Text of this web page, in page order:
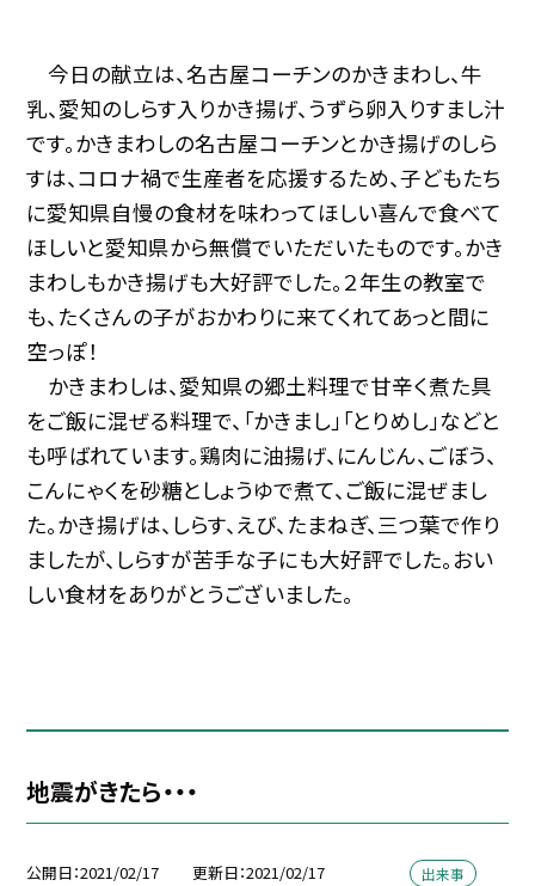
今日の献立は、名古屋コーチンのかきまわし、牛
乳、愛知のしらす入りかき揚げ、うずら卵入りすまし汁
です。かきまわしの名古屋コーチンとかき揚げのしら
すは、コロナ禍で生産者を応援するため、子どもたち
に愛知県自慢の食材を味わってほしい喜んで食べて
ほしいと愛知県から無償でいただいたものです。かき
まわしもかき揚げも大好評でした。２年生の教室で
も、たくさんの子がおかわりに来てくれてあっと間に
空っぽ！
かきまわしは、愛知県の郷土料理で甘辛く煮た具
をご飯に混ぜる料理で、「かきまし」「とりめし」などと
も呼ばれています。鶏肉に油揚げ、にんじん、ごぼう、
こんにゃくを砂糖としょうゆで煮て、ご飯に混ぜまし
た。かき揚げは、しらす、えび、たまねぎ、三つ葉で作り
ましたが、しらすが苦手な子にも大好評でした。おい
しい食材をありがとうございました。
地震がきたら・・・
公開日 2021/02/17 更新日 2021/02/17 出来事